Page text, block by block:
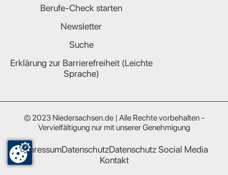
Berufe-Check starten
Newsletter
Suche
Erklärung zur Barrierefreiheit (Leichte
Sprache)
© 2023 Niedersachsen.de | Alle Rechte vorbehalten -
Vervielfältigung nur mit unserer Genehmigung
ImpressumDatenschutzDatenschutz Social Media
Kontakt